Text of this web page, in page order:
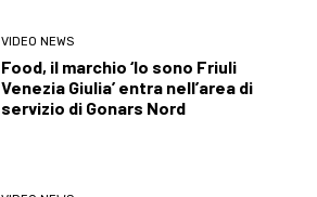
VIDEO NEWS
Food, il marchio ‘Io sono Friuli
Venezia Giulia’ entra nell’area di
servizio di Gonars Nord